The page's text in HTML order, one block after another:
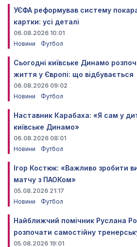
УЄФА реформував систему
картки: усі деталі
06.08.2026 10:01
Новини
Футбол
Сьогодні київське Динамо
життя у Європі: що відбувається
06.08.2026 09:02
Новини
Футбол
Наставник Карабаха: «Я сам у
київське Динамо»
06.08.2026 08:01
Новини
Футбол
Ігор Костюк: «Важливо зробити
матчу з ПАОКом»
05.08.2026 21:17
Новини
Футбол
Найближчий помічник Руслана
розпочати самостійну
05.08.2026 19:01